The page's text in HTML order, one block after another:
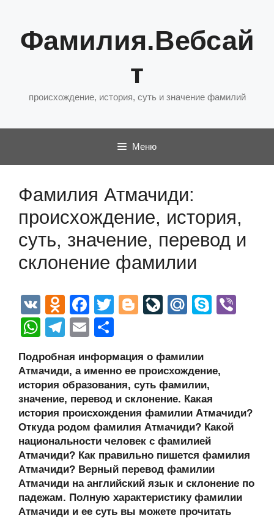
содержимому
Фамилия.Вебсай
т
происхождение, история, суть и значение фамилий
Меню
Фамилия Атмачиди:
происхождение, история,
суть, значение, перевод и
склонение фамилии
V
K
O
d
n
o
kl
a
ss
ni
ki
F
a
c
e
b
o
o
k
T
er
Bl
g
er
Li
J
o
ur
n
al
M
u
S
e
W
at
s
A
p
p
T
e
gr
a
m
E
ail р
а
в
и
ть
Подробная информация о фамилии
Атмачиди, а именно ее происхождение,
история образования, суть фамилии,
значение, перевод и склонение. Какая
история происхождения фамилии Атмачиди?
Откуда родом фамилия Атмачиди? Какой
национальности человек с фамилией
Атмачиди? Как правильно пишется фамилия
Атмачиди? Верный перевод фамилии
Атмачиди на английский язык и склонение по
падежам. Полную характеристику фамилии
Атмачиди и ее суть вы можете прочитать